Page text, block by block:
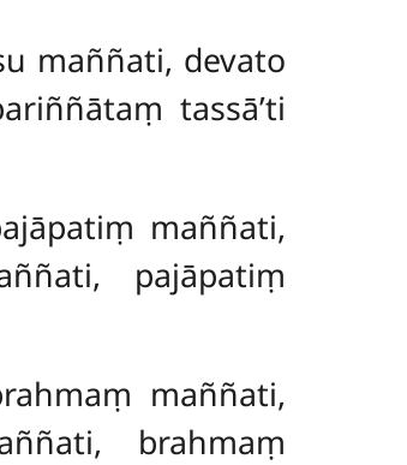
maññati, devato
tassā’ti
maññati,
pajāpatiṃ
maññati,
brahmaṃ